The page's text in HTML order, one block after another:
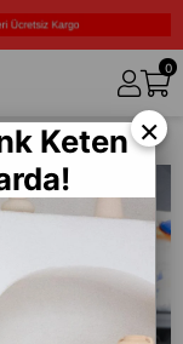
0
×
Keten